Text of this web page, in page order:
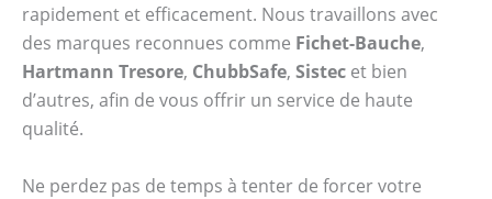
rapidement et efficacement. Nous travaillons avec
des marques reconnues comme Fichet-Bauche,
Hartmann Tresore, ChubbSafe, Sistec et bien
d’autres, afin de vous offrir un service de haute
qualité.
Ne perdez pas de temps à tenter de forcer votre